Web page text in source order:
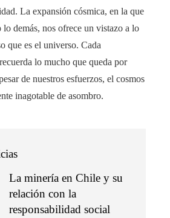
La expansión cósmica, en la que
lo demás, nos ofrece un vistazo a lo
que es el universo. Cada
lo mucho que queda por
de nuestros esfuerzos, el cosmos
inagotable de asombro.
La minería en Chile y su
relación con la
responsabilidad social